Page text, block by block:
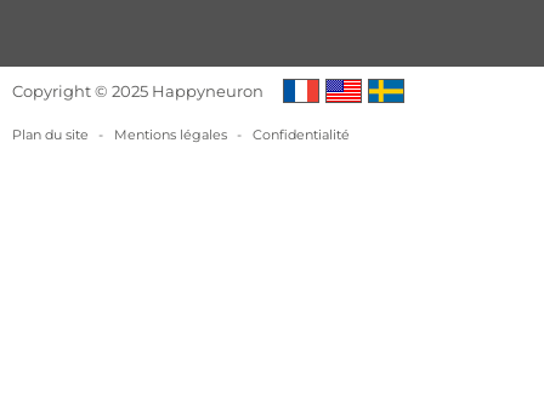
Copyright © 2025 Happyneuron
Plan du site - Mentions légales - Confidentialité